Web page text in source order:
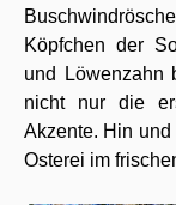
Köpfchen der
und Löwenzahn
nicht nur die
Akzente. Hin
Osterei im